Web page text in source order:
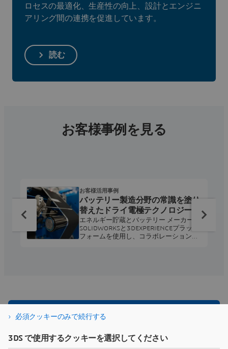
ロセスの最適化、生産性の向上、設計とエンジニ
アリング間の連携を促進しています。
読む
お客様事例を見る
バッテリー製造分野の常識を塗り
替えたドライ電極テクノロジー
エネルギー貯蔵とバッテリー メーカーが
SOLIDWORKSと3DEXPERIENCEプラット
フォームを使用し、コラボレーション、
お客様活用事例
インダストリー・ソリューショ
ン・エクスペリエンスの詳細
必須クッキーのみで続行する
3DS で使用するクッキーを選択してください